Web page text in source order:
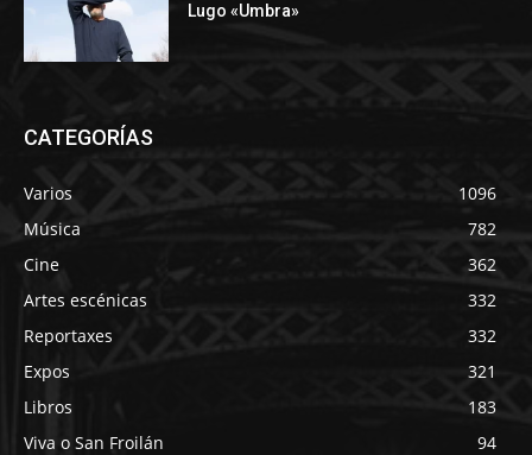
Lugo «Umbra»
CATEGORÍAS
Varios
1096
Música
782
Cine
362
Artes escénicas
332
Reportaxes
332
Expos
321
Libros
183
Viva o San Froilán
94